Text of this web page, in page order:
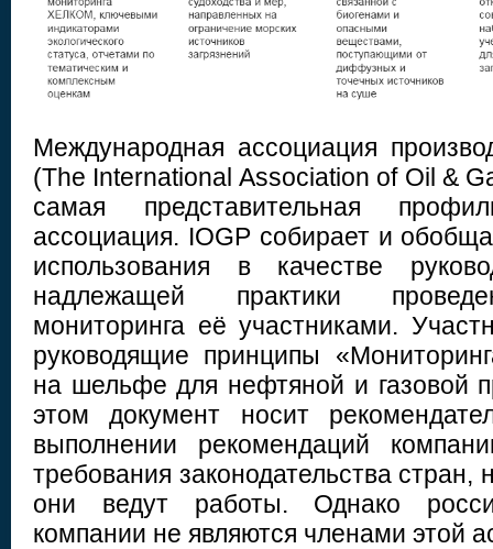
Международная ассоциация
(The International Association of Oil &
самая представительная
ассоциация. IOGP собирает и
использования в качестве
надлежащей практики
мониторинга её участниками.
руководящие принципы
на шельфе для нефтяной и газовой
этом документ носит
выполнении рекомендаций
требования законодательства стран,
они ведут работы. Однако
компании не являются членами этой